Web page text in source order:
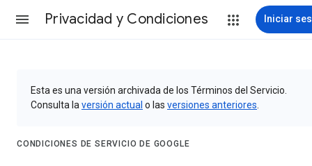
Privacidad y Condiciones Iniciar
Esta es una versión archivada de los Términos del Servicio.
Consulta la versión actual o las versiones anteriores
CONDICIONES DE SERVICIO DE GOOGLE